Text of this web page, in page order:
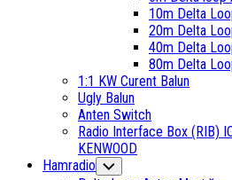
Menu
10m Delta
20m Delta
40m Delta
80m Delta
1:1 KW Curent Balun
Ugly Balun
Anten Switch
Radio Interface Box (RIB)
KENWOOD
Hamradio Toggle